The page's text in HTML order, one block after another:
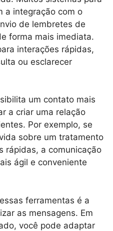
a integração com o
de lembretes de
forma mais imediata.
interações rápidas,
ou esclarecer
um contato mais
a criar uma relação
Por exemplo, se
sobre um tratamento
rápidas, a comunicação
ágil e conveniente
ferramentas é a
as mensagens. Em
você pode adaptar